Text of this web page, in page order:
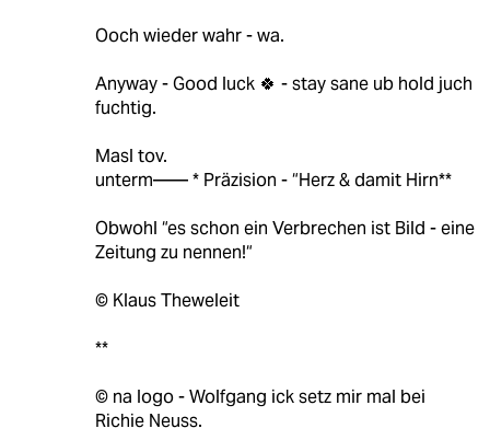
Ooch wieder wahr - wa.
Anyway - Good luck 🍀 - stay sane ub hold juch
fuchtig.
Masl tov.
unterm—— * Präzision - “Herz & damit Hirn**
Obwohl “es schon ein Verbrechen ist Bild - eine
Zeitung zu nennen!“
© Klaus Theweleit
**
© na logo - Wolfgang ick setz mir mal bei
Richie Neuss.